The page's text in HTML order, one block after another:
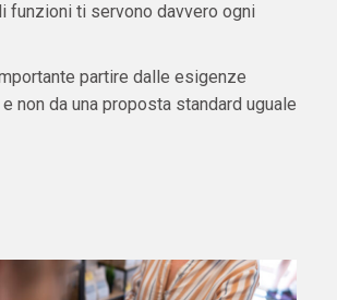
funzioni ti servono davvero ogni
partire dalle esigenze
non da una proposta standard uguale